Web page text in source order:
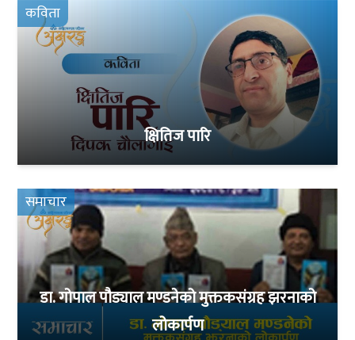
कविता
क्षितिज पारि
समाचार
डा. गोपाल पौड्याल मण्डनेको मुक्तकसंग्रह झरनाको
लोकार्पण